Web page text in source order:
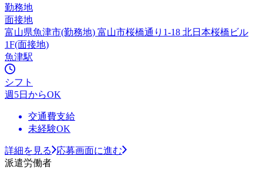
勤務地
面接地
富山県魚津市(勤務地) 富山市桜橋通り1-18 北日本桜橋ビル
1F(面接地)
魚津駅
シフト
週5日からOK
交通費支給
未経験OK
詳細を見る
応募画面に進む
派遣労働者